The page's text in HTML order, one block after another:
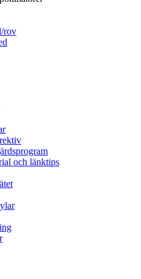
rov
och länktips